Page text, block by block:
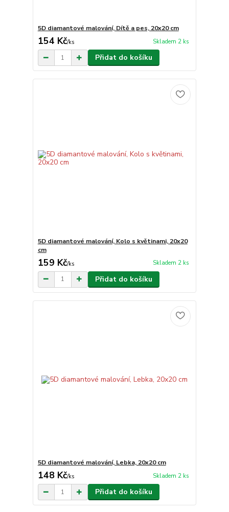
5D diamantové malování, Dítě a pes, 20x20 cm
154 Kč/ks Skladem 2 ks
Přidat do košíku
5D diamantové malování, Kolo s květinami, 20x20
cm
159 Kč/ks Skladem 2 ks
Přidat do košíku
5D diamantové malování, Lebka, 20x20 cm
148 Kč/ks Skladem 2 ks
Přidat do košíku